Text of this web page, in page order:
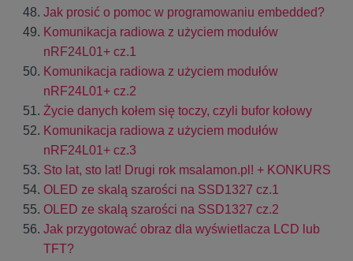
Jak prosić o pomoc w programowaniu embedded?
Komunikacja radiowa z użyciem modułów
nRF24L01+ cz.1
Komunikacja radiowa z użyciem modułów
nRF24L01+ cz.2
Życie danych kołem się toczy, czyli bufor kołowy
Komunikacja radiowa z użyciem modułów
nRF24L01+ cz.3
Sto lat, sto lat! Drugi rok msalamon.pl! + KONKURS
OLED ze skalą szarości na SSD1327 cz.1
OLED ze skalą szarości na SSD1327 cz.2
Jak przygotować obraz dla wyświetlacza LCD lub
TFT?